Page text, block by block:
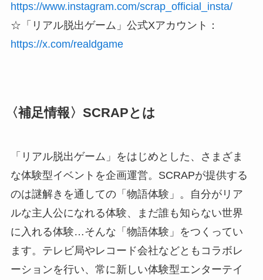
https://www.instagram.com/scrap_official_insta/
☆「リアル脱出ゲーム」公式Xアカウント：
https://x.com/realdgame
〈補足情報〉SCRAPとは
「リアル脱出ゲーム」をはじめとした、さまざま
な体験型イベントを企画運営。SCRAPが提供する
のは謎解きを通しての「物語体験」。自分がリア
ルな主人公になれる体験、まだ誰も知らない世界
に入れる体験…そんな「物語体験」をつくってい
ます。テレビ局やレコード会社などともコラボレ
ーションを行い、常に新しい体験型エンターテイ